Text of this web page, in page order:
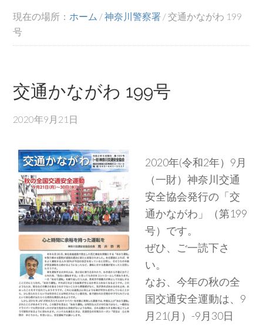
現在の場所： ホーム /神奈川警察署 /交通かながわ 199
号
交通かながわ 199号
2020年9月21日
2020年(令和2年）9月
（一財）神奈川交通
安全協会発行の「交
通かながわ」（第199
号）です。
ぜひ、ご一読下さ
い。
なお、今年の秋の全
国交通安全運動は、9
月21(月）-9月30日